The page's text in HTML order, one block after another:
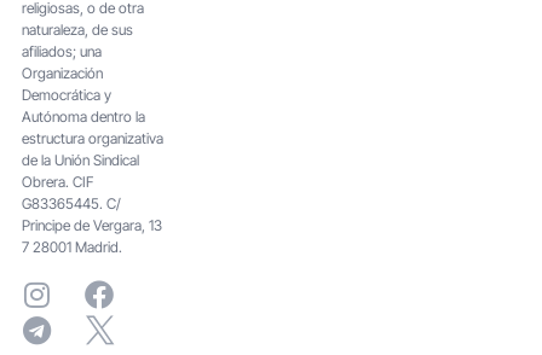
religiosas, o de otra
naturaleza, de sus
afiliados; una
Organización
Democrática y
Autónoma dentro la
estructura organizativa
de la Unión Sindical
Obrera. CIF
G83365445. C/
Principe de Vergara, 13
7 28001 Madrid.